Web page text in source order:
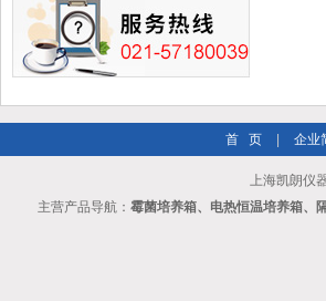
首 页 企业
上海凯朗仪
主营产品导航： 霉菌培养箱、电热恒温培养箱、